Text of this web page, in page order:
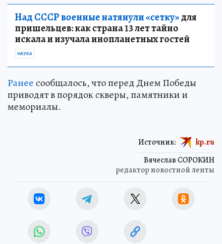
Над СССР военные натянули «сетку»для
пришельцев: как страна 13 лет тайно
искала и изучала инопланетных гостей
НАУКА
Ранее сообщалось, что перед Днем Победы
приводят в порядок скверы, памятники и
мемориалы.
Вячеслав СОРОКИН
редактор новостной ленты
Источник: kp.ru